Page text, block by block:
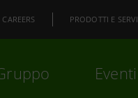
CAREERS PRODOTTI E